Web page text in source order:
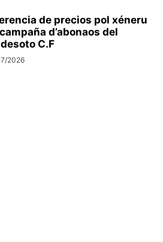
de precios pol xéneru
d’abonaos del
C.F
2026